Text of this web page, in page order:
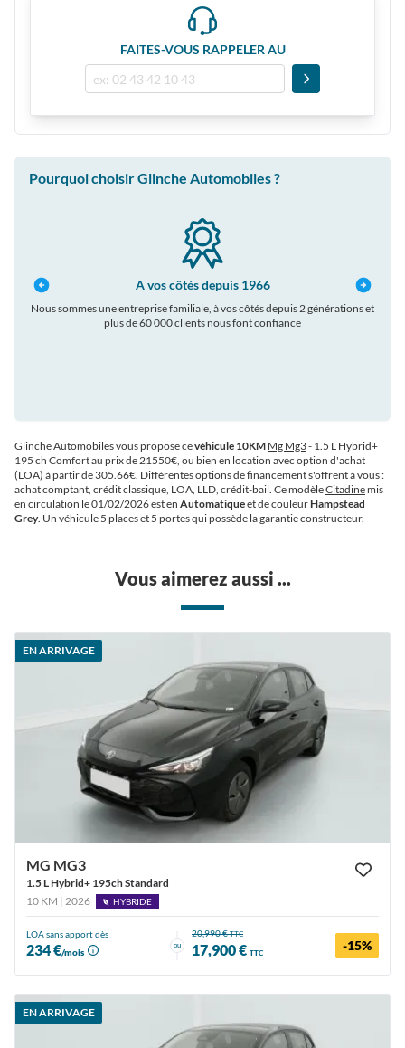
FAITES-VOUS RAPPELER AU
Pourquoi choisir Glinche Automobiles ?
A vos côtés depuis 1966
Nous sommes une entreprise familiale, à vos côtés depuis 2 générations et
plus de 60 000 clients nous font confiance
Glinche Automobiles vous propose cevéhicule 10KM Mg Mg3- 1.5 L Hybrid+
195 ch Comfort au prix de 21550€, ou bien en location avec option d'achat
(LOA) à partir de 305.66€. Différentes options de financement s'offrent à vous :
achat comptant, crédit classique, LOA, LLD, crédit-bail. Ce modèleCitadinemis
en circulation le 01/02/2026 est en Automatiqueet de couleurHampstead
Grey. Un véhicule 5 places et 5 portes qui possède la garantie constructeur.
Vous aimerez aussi ...
EN ARRIVAGE
MG MG3
1.5 L Hybrid+ 195ch Standard
10 KM | 2026
HYBRIDE
LOA sans apport dès
234 €/mois
ou
20,990 €TTC
17,900 € TTC -15%
EN ARRIVAGE